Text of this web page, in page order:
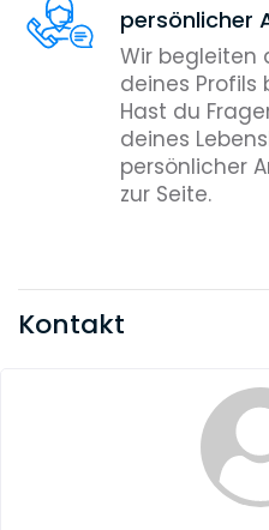
persönlicher
Wir begleiten
deines Profils
Hast du
deines
persönlicher
zur Seite.
Kontakt